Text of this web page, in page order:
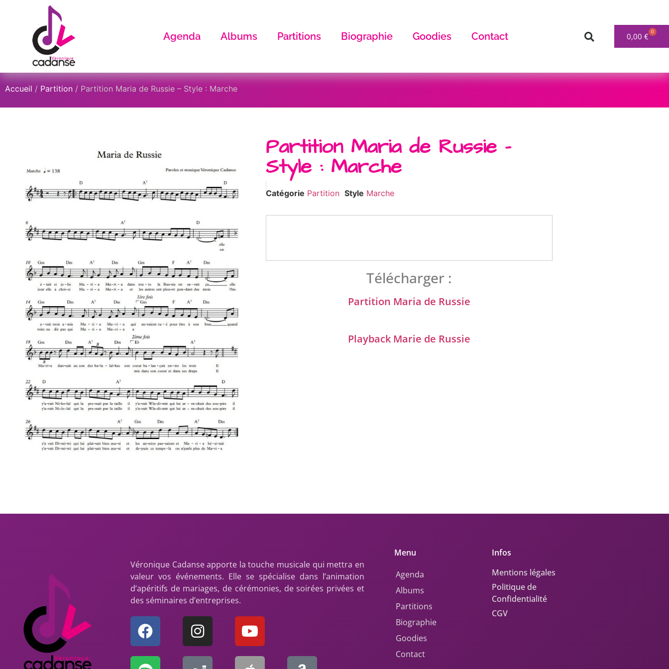
Agenda Albums Partitions Biographie Goodies Contact 0,00€ 0
Accueil / Partition / Partition Maria de Russie – Style : Marche
Partition Maria de Russie –
Style : Marche
Catégorie Partition Style Marche
Télécharger :
Partition Maria de Russie
Playback Marie de Russie
Véronique Cadanse apporte la touche musicale qui mettra en
valeur vos événements. Elle se spécialise dans l’animation
d’apéritifs de mariages, de cérémonies, de soirées privées et
des séminaires d’entreprises.
Menu
Agenda
Albums
Partitions
Biographie
Goodies
Contact
Infos
Mentions légales
Politique de
Confidentialité
CGV